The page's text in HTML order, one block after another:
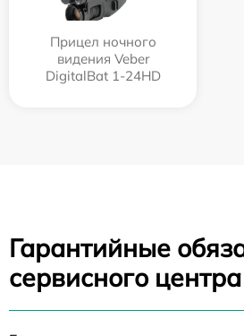
Прицел ночного
видения Veber
DigitalBat 1-24HD
Гарантийные
сервисного